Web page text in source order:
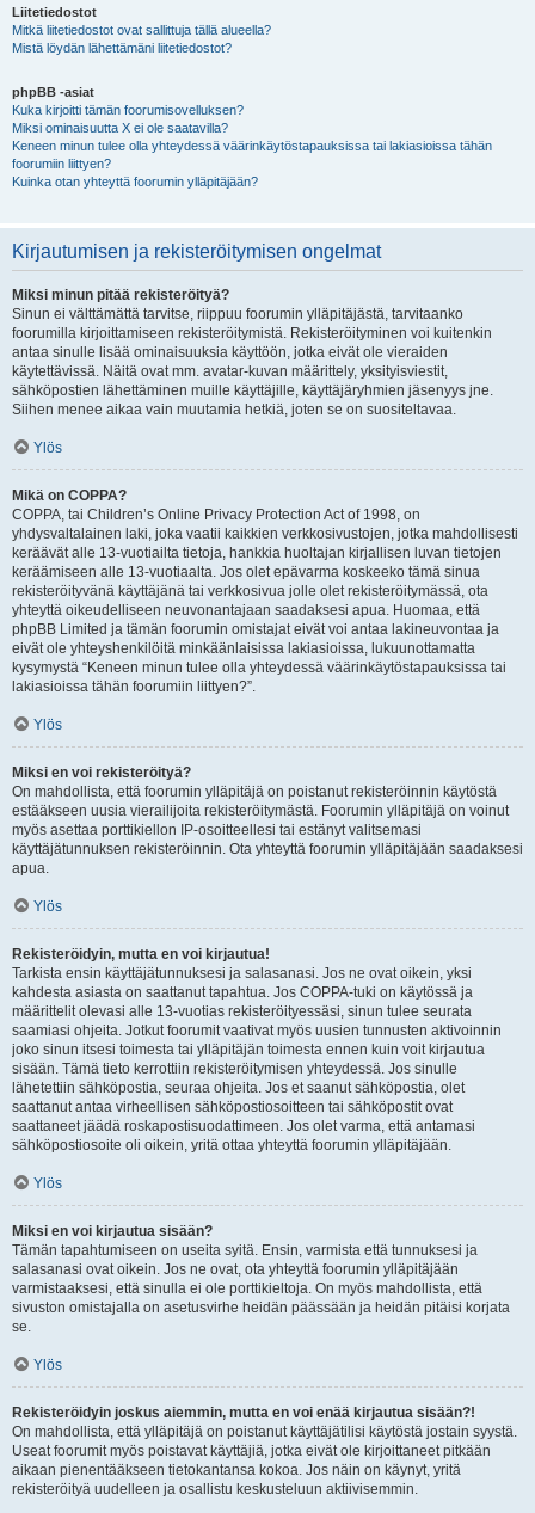
Liitetiedostot
Mitkä liitetiedostot ovat sallittuja tällä alueella?
Mistä löydän lähettämäni liitetiedostot?
phpBB -asiat
Kuka kirjoitti tämän foorumisovelluksen?
Miksi ominaisuutta X ei ole saatavilla?
Keneen minun tulee olla yhteydessä väärinkäytöstapauksissa tai lakiasioissa tähän
foorumiin liittyen?
Kuinka otan yhteyttä foorumin ylläpitäjään?
Kirjautumisen ja rekisteröitymisen ongelmat
Miksi minun pitää rekisteröityä?
Sinun ei välttämättä tarvitse, riippuu foorumin ylläpitäjästä, tarvitaanko
foorumilla kirjoittamiseen rekisteröitymistä. Rekisteröityminen voi kuitenkin
antaa sinulle lisää ominaisuuksia käyttöön, jotka eivät ole vieraiden
käytettävissä. Näitä ovat mm. avatar-kuvan määrittely, yksityisviestit,
sähköpostien lähettäminen muille käyttäjille, käyttäjäryhmien jäsenyys jne.
Siihen menee aikaa vain muutamia hetkiä, joten se on suositeltavaa.
Ylös
Mikä on COPPA?
COPPA, tai Children’s Online Privacy Protection Act of 1998, on
yhdysvaltalainen laki, joka vaatii kaikkien verkkosivustojen, jotka mahdollisesti
keräävät alle 13-vuotiailta tietoja, hankkia huoltajan kirjallisen luvan tietojen
keräämiseen alle 13-vuotiaalta. Jos olet epävarma koskeeko tämä sinua
rekisteröityvänä käyttäjänä tai verkkosivua jolle olet rekisteröitymässä, ota
yhteyttä oikeudelliseen neuvonantajaan saadaksesi apua. Huomaa, että
phpBB Limited ja tämän foorumin omistajat eivät voi antaa lakineuvontaa ja
eivät ole yhteyshenkilöitä minkäänlaisissa lakiasioissa, lukuunottamatta
kysymystä “Keneen minun tulee olla yhteydessä väärinkäytöstapauksissa tai
lakiasioissa tähän foorumiin liittyen?”.
Ylös
Miksi en voi rekisteröityä?
On mahdollista, että foorumin ylläpitäjä on poistanut rekisteröinnin käytöstä
estääkseen uusia vierailijoita rekisteröitymästä. Foorumin ylläpitäjä on voinut
myös asettaa porttikiellon IP-osoitteellesi tai estänyt valitsemasi
käyttäjätunnuksen rekisteröinnin. Ota yhteyttä foorumin ylläpitäjään saadaksesi
apua.
Ylös
Rekisteröidyin, mutta en voi kirjautua!
Tarkista ensin käyttäjätunnuksesi ja salasanasi. Jos ne ovat oikein, yksi
kahdesta asiasta on saattanut tapahtua. Jos COPPA-tuki on käytössä ja
määrittelit olevasi alle 13-vuotias rekisteröityessäsi, sinun tulee seurata
saamiasi ohjeita. Jotkut foorumit vaativat myös uusien tunnusten aktivoinnin
joko sinun itsesi toimesta tai ylläpitäjän toimesta ennen kuin voit kirjautua
sisään. Tämä tieto kerrottiin rekisteröitymisen yhteydessä. Jos sinulle
lähetettiin sähköpostia, seuraa ohjeita. Jos et saanut sähköpostia, olet
saattanut antaa virheellisen sähköpostiosoitteen tai sähköpostit ovat
saattaneet jäädä roskapostisuodattimeen. Jos olet varma, että antamasi
sähköpostiosoite oli oikein, yritä ottaa yhteyttä foorumin ylläpitäjään.
Ylös
Miksi en voi kirjautua sisään?
Tämän tapahtumiseen on useita syitä. Ensin, varmista että tunnuksesi ja
salasanasi ovat oikein. Jos ne ovat, ota yhteyttä foorumin ylläpitäjään
varmistaaksesi, että sinulla ei ole porttikieltoja. On myös mahdollista, että
sivuston omistajalla on asetusvirhe heidän päässään ja heidän pitäisi korjata
se.
Ylös
Rekisteröidyin joskus aiemmin, mutta en voi enää kirjautua sisään?!
On mahdollista, että ylläpitäjä on poistanut käyttäjätilisi käytöstä jostain syystä.
Useat foorumit myös poistavat käyttäjiä, jotka eivät ole kirjoittaneet pitkään
aikaan pienentääkseen tietokantansa kokoa. Jos näin on käynyt, yritä
rekisteröityä uudelleen ja osallistu keskusteluun aktiivisemmin.